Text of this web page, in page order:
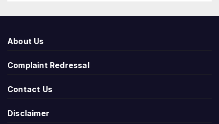
About Us
Complaint Redressal
Contact Us
Disclaimer